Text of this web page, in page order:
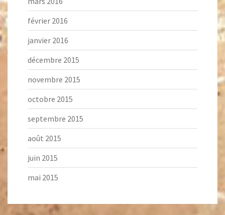
février 2016
janvier 2016
décembre 2015
novembre 2015
octobre 2015
septembre 2015
août 2015
juin 2015
mai 2015